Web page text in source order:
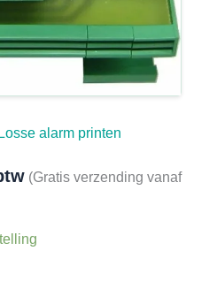
alarm printen
(Gratis verzending vanaf